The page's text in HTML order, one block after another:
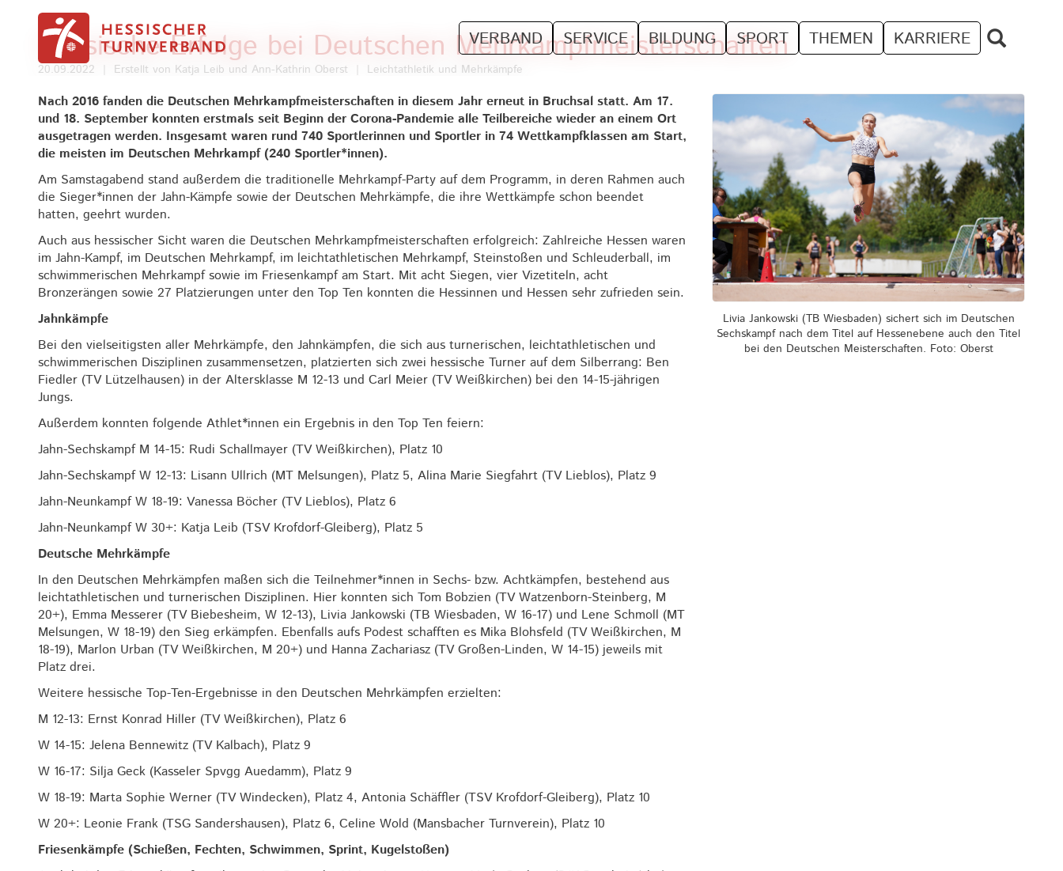
VERBAND SERVICE BILDUNG SPORT THEMEN KARRIERE
Hessische Erfolge bei Deutschen Mehrkampfmeisterschaften
20.09.2022 Erstellt von Katja Leib und Ann-Kathrin Oberst Leichtathletik und Mehrkämpfe
Nach 2016 fanden die Deutschen Mehrkampfmeisterschaften in diesem Jahr erneut in Bruchsal statt. Am 17.
und 18. September konnten erstmals seit Beginn der Corona-Pandemie alle Teilbereiche wieder an einem Ort
ausgetragen werden. Insgesamt waren rund 740 Sportlerinnen und Sportler in 74 Wettkampfklassen am Start,
die meisten im Deutschen Mehrkampf (240 Sportler*innen).
Am Samstagabend stand außerdem die traditionelle Mehrkampf-Party auf dem Programm, in deren Rahmen auch
die Sieger*innen der Jahn-Kämpfe sowie der Deutschen Mehrkämpfe, die ihre Wettkämpfe schon beendet
hatten, geehrt wurden.
Auch aus hessischer Sicht waren die Deutschen Mehrkampfmeisterschaften erfolgreich: Zahlreiche Hessen waren
im Jahn-Kampf, im Deutschen Mehrkampf, im leichtathletischen Mehrkampf, Steinstoßen und Schleuderball, im
schwimmerischen Mehrkampf sowie im Friesenkampf am Start. Mit acht Siegen, vier Vizetiteln, acht
Bronzerängen sowie 27 Platzierungen unter den Top Ten konnten die Hessinnen und Hessen sehr zufrieden sein.
Jahnkämpfe
Bei den vielseitigsten aller Mehrkämpfe, den Jahnkämpfen, die sich aus turnerischen, leichtathletischen und
schwimmerischen Disziplinen zusammensetzen, platzierten sich zwei hessische Turner auf dem Silberrang: Ben
Fiedler (TV Lützelhausen) in der Altersklasse M 12-13 und Carl Meier (TV Weißkirchen) bei den 14-15-jährigen
Jungs.
Außerdem konnten folgende Athlet*innen ein Ergebnis in den Top Ten feiern:
Jahn-Sechskampf M 14-15: Rudi Schallmayer (TV Weißkirchen), Platz 10
Jahn-Sechskampf W 12-13: Lisann Ullrich (MT Melsungen), Platz 5, Alina Marie Siegfahrt (TV Lieblos), Platz 9
Jahn-Neunkampf W 18-19: Vanessa Böcher (TV Lieblos), Platz 6
Jahn-Neunkampf W 30+: Katja Leib (TSV Krofdorf-Gleiberg), Platz 5
Deutsche Mehrkämpfe
In den Deutschen Mehrkämpfen maßen sich die Teilnehmer*innen in Sechs- bzw. Achtkämpfen, bestehend aus
leichtathletischen und turnerischen Disziplinen. Hier konnten sich Tom Bobzien (TV Watzenborn-Steinberg, M
20+), Emma Messerer (TV Biebesheim, W 12-13), Livia Jankowski (TB Wiesbaden, W 16-17) und Lene Schmoll (MT
Melsungen, W 18-19) den Sieg erkämpfen. Ebenfalls aufs Podest schafften es Mika Blohsfeld (TV Weißkirchen, M
18-19), Marlon Urban (TV Weißkirchen, M 20+) und Hanna Zachariasz (TV Großen-Linden, W 14-15) jeweils mit
Platz drei.
Weitere hessische Top-Ten-Ergebnisse in den Deutschen Mehrkämpfen erzielten:
M 12-13: Ernst Konrad Hiller (TV Weißkirchen), Platz 6
W 14-15: Jelena Bennewitz (TV Kalbach), Platz 9
W 16-17: Silja Geck (Kasseler Spvgg Auedamm), Platz 9
W 18-19: Marta Sophie Werner (TV Windecken), Platz 4, Antonia Schäffler (TSV Krofdorf-Gleiberg), Platz 10
W 20+: Leonie Frank (TSG Sandershausen), Platz 6, Celine Wold (Mansbacher Turnverein), Platz 10
Friesenkämpfe (Schießen, Fechten, Schwimmen, Sprint, Kugelstoßen)
Livia Jankowski (TB Wiesbaden) sichert sich im Deutschen
Sechskampf nach dem Titel auf Hessenebene auch den Titel
bei den Deutschen Meisterschaften. Foto: Oberst